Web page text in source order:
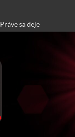
Práve sa deje